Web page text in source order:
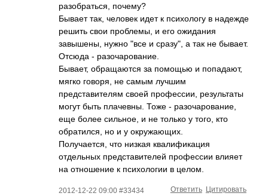
разобраться, почему?
Бывает так, человек идет к психологу в надежде
решить свои проблемы, и его ожидания
завышены, нужно "все и сразу", а так не бывает.
Отсюда - разочарование.
Бывает, обращаются за помощью и попадают,
мягко говоря, не самым лучшим
представителям своей профессии, результаты
могут быть плачевны. Тоже - разочарование,
еще более сильное, и не только у того, кто
обратился, но и у окружающих.
Получается, что низкая квалификация
отдельных представителей профессии влияет
на отношение к психологии в целом.
2012-12-22 09:00 #33434 Цитировать
Ответить